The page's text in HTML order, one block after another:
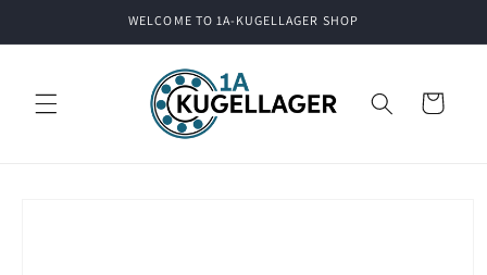
WELCOME TO 1A-KUGELLAGER SHOP
Cart